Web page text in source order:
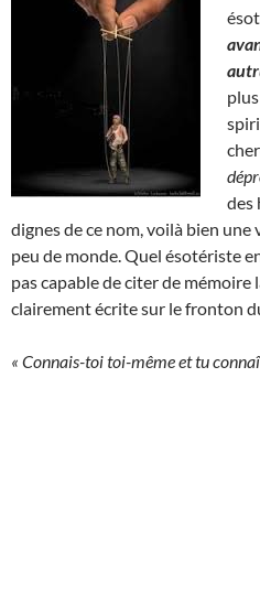
des
dignes de ce nom, voilà bien une
peu de monde. Quel ésotériste
pas capable de citer de
clairement écrite sur le fronton
« Connais-toi toi-même et tu